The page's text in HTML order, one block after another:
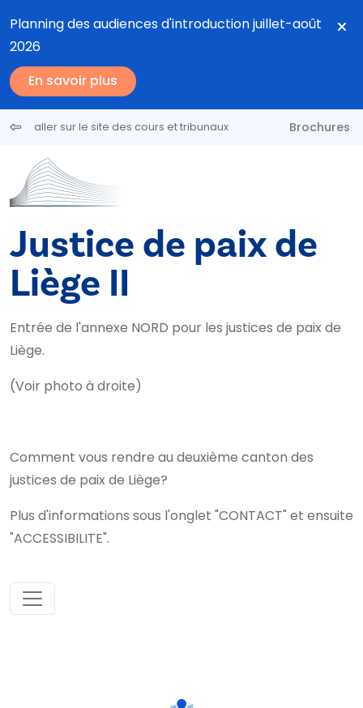
Planning des audiences d'introduction juillet-août
2026
En savoir plus
aller sur le site des cours et tribunaux Brochures
Justice de paix de
Liège II
Entrée de l'annexe NORD pour les justices de paix de
Liège.
(Voir photo à droite)
Comment vous rendre au deuxième canton des
justices de paix de Liège?
Plus d'informations sous l'onglet "CONTACT" et ensuite
"ACCESSIBILITE".